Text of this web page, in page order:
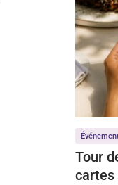
Tour
cartes